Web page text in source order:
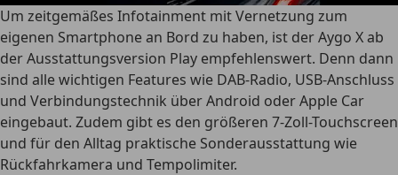
Um zeitgemäßes Infotainment mit Vernetzung zum
eigenen Smartphone an Bord zu haben, ist der Aygo X ab
der Ausstattungsversion Play empfehlenswert. Denn dann
sind alle wichtigen Features wie DAB-Radio, USB-Anschluss
und Verbindungstechnik über Android oder Apple Car
eingebaut. Zudem gibt es den größeren 7-Zoll-Touchscreen
und für den Alltag praktische Sonderausstattung wie
Rückfahrkamera und Tempolimiter.